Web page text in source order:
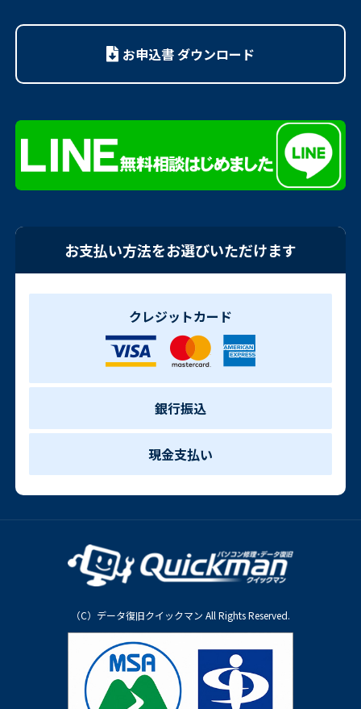
お申込書 ダウンロード
お支払い方法をお選びいただけます
クレジットカード
銀行振込
現金支払い
（C）データ復旧クイックマン All Rights Reserved.